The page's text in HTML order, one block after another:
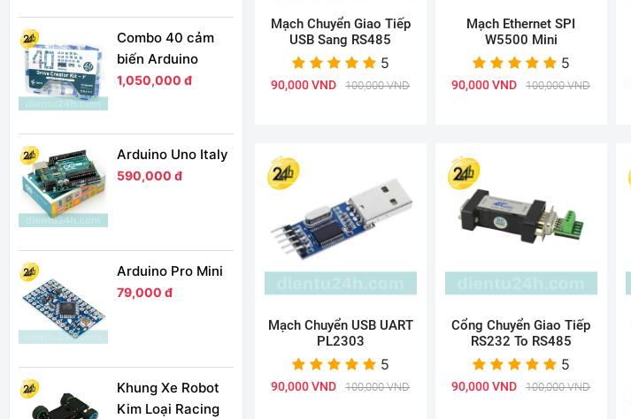
Mạch Chuyển Giao Tiếp
USB Sang RS485
5
90,000 VND 100,000 VND
Mạch Ethernet SPI
W5500 Mini
5
90,000 VND 100,000 VND
Mạch Chuyển USB UART
PL2303
5
90,000 VND 100,000 VND
Cổng Chuyển Giao Tiếp
RS232 To RS485
5
90,000 VND 100,000 VND
Combo 40 cảm
biến Arduino
1,050,000 đ
Arduino Uno Italy
590,000 đ
Arduino Pro Mini
79,000 đ
Khung Xe Robot
Kim Loại Racing